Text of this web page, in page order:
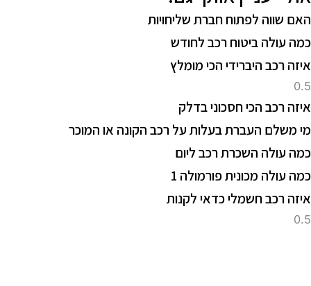
שווה לפתוח חברת שליחויות
עולה ביטוח רכב לחודש
רכב היברידי הכי מומלץ
רכב הכי חסכוני בדלק
משלם העברת בעלות על רכב הקונה או המוכר
עולה השכרת רכב ליום
עולה מכונית פורמולה 1
רכב חשמלי כדאי לקנות